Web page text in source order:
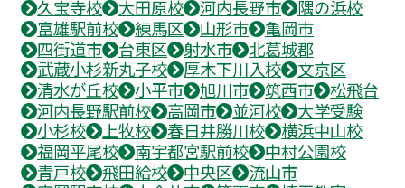
久宝寺校
大田原校 河内長野市
隅の浜校
富雄駅前校
練馬区 山形市
亀岡市
四街道市
台東区 射水市
北葛城郡
武蔵小杉新丸子校
厚木下川入校
文京区
清水が丘校
小平市 旭川市 筑西市
松飛台
河内長野駅前校
高岡市 並河校
大学受験
小杉校
上牧校 春日井勝川校
横浜中山校
福岡平尾校
南宇都宮駅前校
中村公園校
青戸校
飛田給校 中央区
流山市